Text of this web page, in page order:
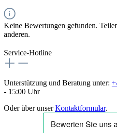
Keine Bewertungen gefunden.
anderen.
Service-Hotline
Unterstützung und Beratung unter:
- 15:00 Uhr
Oder über unserKontaktformular.